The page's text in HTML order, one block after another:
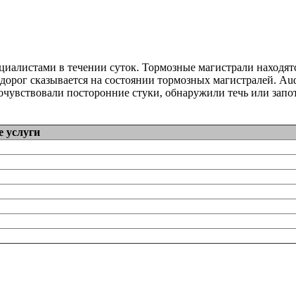
в течении суток. Тормозные магистрали
сказывается на состоянии тормозных магистралей.
посторонние стуки, обнаружили течь или
услуги